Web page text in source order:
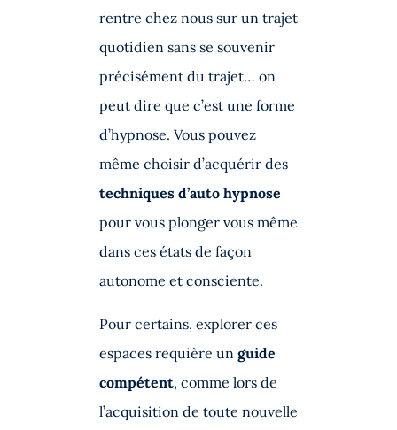
rentre chez nous sur un trajet
quotidien sans se souvenir
précisément du trajet… on
peut dire que c’est une forme
d’hypnose. Vous pouvez
même choisir d’acquérir des
techniques d’auto hypnose
pour vous plonger vous même
dans ces états de façon
autonome et consciente.
Pour certains, explorer ces
espaces requière un guide
compétent, comme lors de
l’acquisition de toute nouvelle